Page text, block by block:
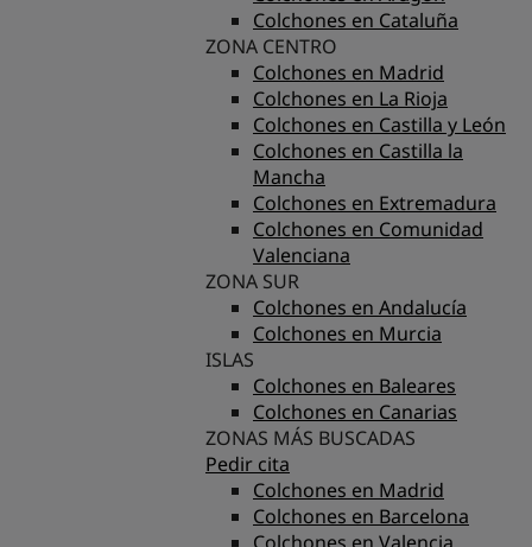
Colchones en Cataluña
ZONA CENTRO
Colchones en Madrid
Colchones en La Rioja
Colchones en Castilla y León
Colchones en Castilla la
Mancha
Colchones en Extremadura
Colchones en Comunidad
Valenciana
ZONA SUR
Colchones en Andalucía
Colchones en Murcia
ISLAS
Colchones en Baleares
Colchones en Canarias
ZONAS MÁS BUSCADAS
Pedir cita
Colchones en Madrid
Colchones en Barcelona